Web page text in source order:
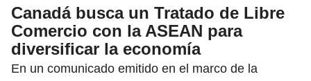
Canadá busca un Tratado de Libre
Comercio con la ASEAN para
diversificar la economía
En un comunicado emitido en el marco de la